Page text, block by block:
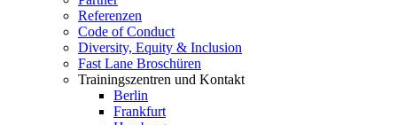
Referenzen
Code of Conduct
Diversity, Equity & Inclusion
Fast Lane Broschüren
Trainingszentren und Kontakt
Berlin
Frankfurt